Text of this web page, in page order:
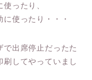
ったり、
使ったり・・・
出席停止だったた
してやっていまし